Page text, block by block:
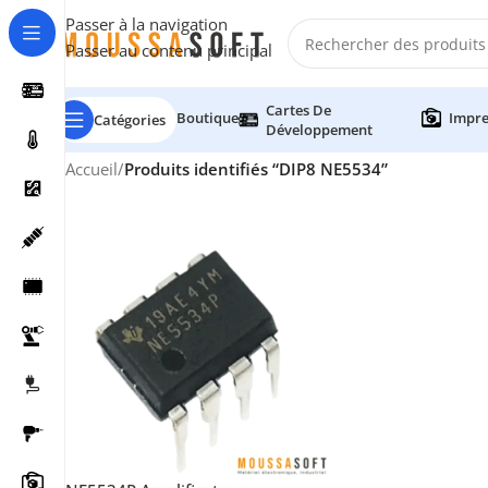
Passer à la navigation
Passer au contenu principal
Catégories Boutique
Cartes De
Développement
Accueil/Produits identifiés “DIP8 NE5534”